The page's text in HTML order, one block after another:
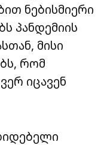
ნებისმიერი
პანდემიის
მისი
რომ
იცავენ